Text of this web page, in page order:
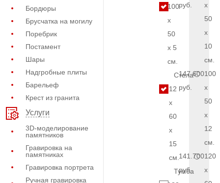
Бордюры
Брусчатка на могилу
Поребрик
Постамент
Шары
Надгробные плиты
Барельеф
Крест из гранита
Услуги
3D-моделирование
памятников
Гравировка на
памятниках
Гравировка портрета
Ручная гравировка
100
x
50
x 5
см.
Стела
12
x
60
x
15
см.
Тумба
руб.
x
50
x
10
см.
147.600
руб.
100
x
50
x
12
см.
141.700
руб.
120
x